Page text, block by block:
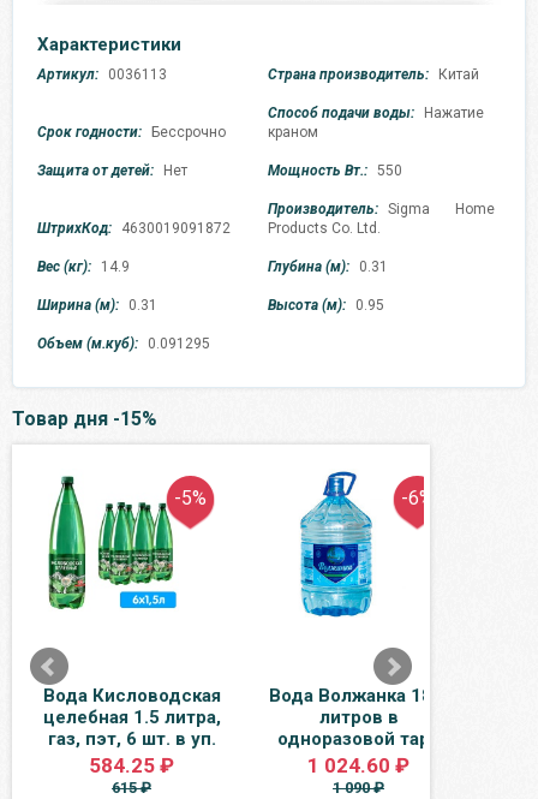
Характеристики
Артикул: 0036113 Страна производитель: Китай
Срок годности: Бессрочно
Способ подачи воды:
Нажатие
краном
Защита от детей: Нет Мощность Вт.: 550
ШтрихКод: 4630019091872
Производитель: Sigma Home
Products Co. Ltd.
Вес (кг): 14.9 Глубина (м): 0.31
Ширина (м): 0.31 Высота (м): 0.95
Объем (м.куб): 0.091295
Товар дня -15%
-5%
Вода Кисловодская
целебная 1.5 литра,
газ, пэт, 6 шт. в уп.
584.25 ₽
615 ₽
-6%
Вода Волжанка 18.9
литров в
одноразовой таре
1 024.60 ₽
1 090 ₽